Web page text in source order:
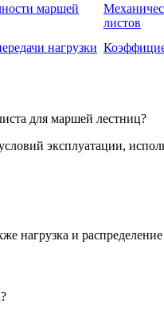
маршей
листов
нагрузки
для маршей лестниц?
эксплуатации,
нагрузка и